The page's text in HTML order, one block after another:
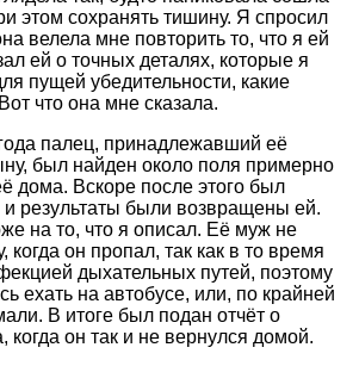
этом сохранять тишину. Я спросил
велела мне повторить то, что я ей
ей о точных деталях, которые я
пущей убедительности, какие
что она мне сказала.
палец, принадлежавший её
был найден около поля примерно
дома. Вскоре после этого был
и результаты были возвращены ей.
на то, что я описал. Её муж не
когда он пропал, так как в то время
дыхательных путей, поэтому
ехать на автобусе, или, по крайней
В итоге был подан отчёт о
когда он так и не вернулся домой.